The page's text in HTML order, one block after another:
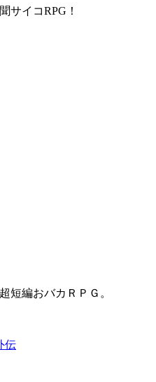
サイコRPG！
短編おバカＲＰＧ。